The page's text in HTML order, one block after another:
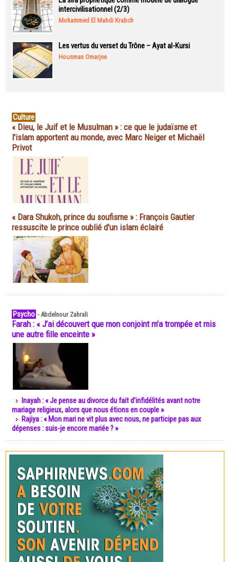
intercivilisationnel (2/3)
Mohammed El Mahdi Krabch
Les vertus du verset du Trône – Ayat al-Kursi
Housman Omarjee
Culture
« Dieu, le Juif et le Musulman » : ce que le judaïsme et
l'islam apportent au monde, avec Marc Neiger et Michaël
Privot
« Dara Shukoh, prince du soufisme » : François Gautier
ressuscite le prince oublié d'un islam éclairé
Psycho -Abdelnour Zahrali
Farah : « J’ai découvert que mon conjoint m’a trompée et mis
une autre fille enceinte »
Inayah : « Je pense au divorce du fait d’infidélités avant notre
mariage religieux, alors que nous étions en couple »
Rajiya : « Mon mari ne vit plus avec nous, ne participe pas aux
dépenses : suis-je encore mariée ? »